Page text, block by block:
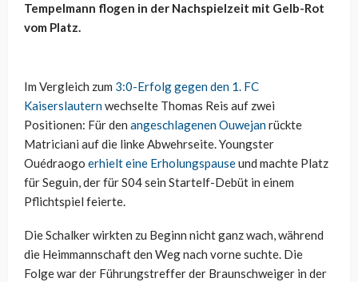
Tempelmann flogen in der Nachspielzeit mit Gelb-Rot
vom Platz.
Im Vergleich zum 3:0-Erfolg gegen den 1. FC
Kaiserslauternwechselte Thomas Reis auf zwei
Positionen: Für den angeschlagenen Ouwejanrückte
Matriciani auf die linke Abwehrseite. Youngster
Ouédraogo erhielt eine Erholungspauseund machte Platz
für Seguin, der für S04 sein Startelf-Debüt in einem
Pflichtspiel feierte.
Die Schalker wirkten zu Beginn nicht ganz wach, während
die Heimmannschaft den Weg nach vorne suchte. Die
Folge war der Führungstreffer der Braunschweiger in der